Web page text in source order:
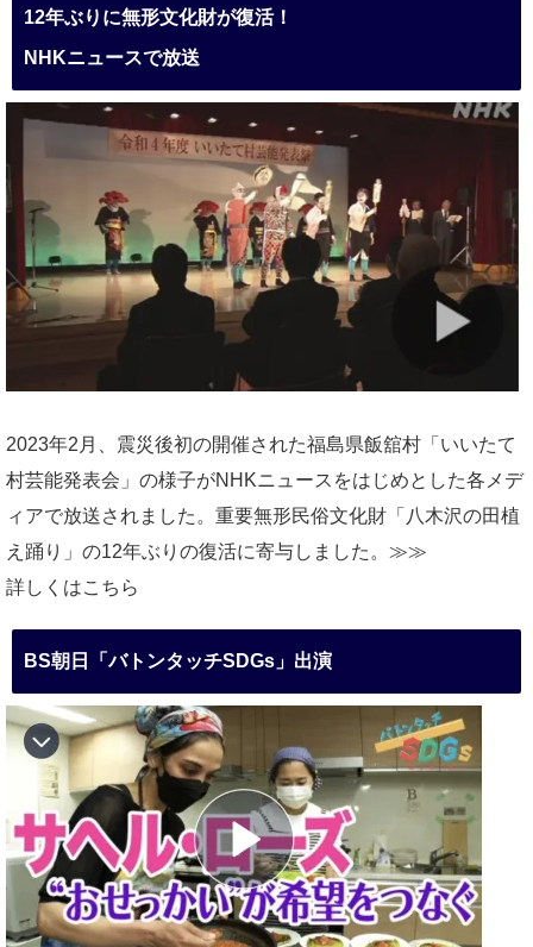
12年ぶりに無形文化財が復活！
NHKニュースで放送
2023年2月、震災後初の開催された福島県飯舘村「いいたて
村芸能発表会」の様子がNHKニュースをはじめとした各メデ
ィアで放送されました。重要無形民俗文化財「八木沢の田植
え踊り」の12年ぶりの復活に寄与しました。≫≫
詳しくはこちら
BS朝日「バトンタッチSDGs」出演